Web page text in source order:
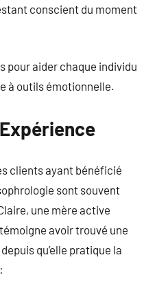
conscient du moment
pour aider chaque individu
à outils émotionnelle.
clients ayant bénéficié
sont souvent
une mère active
avoir trouvé une
qu’elle pratique la